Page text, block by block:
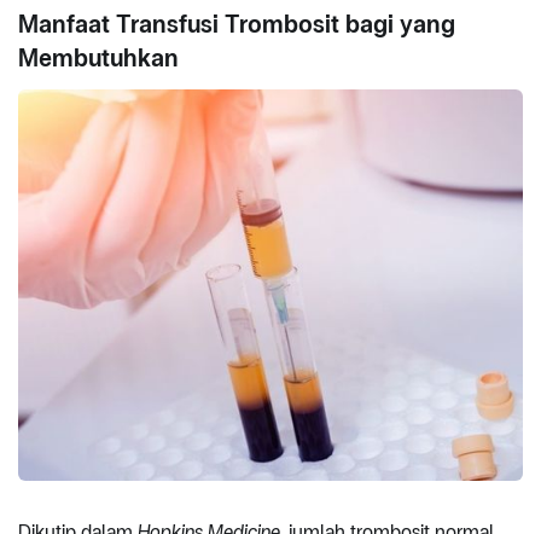
Manfaat Transfusi Trombosit bagi yang
Membutuhkan